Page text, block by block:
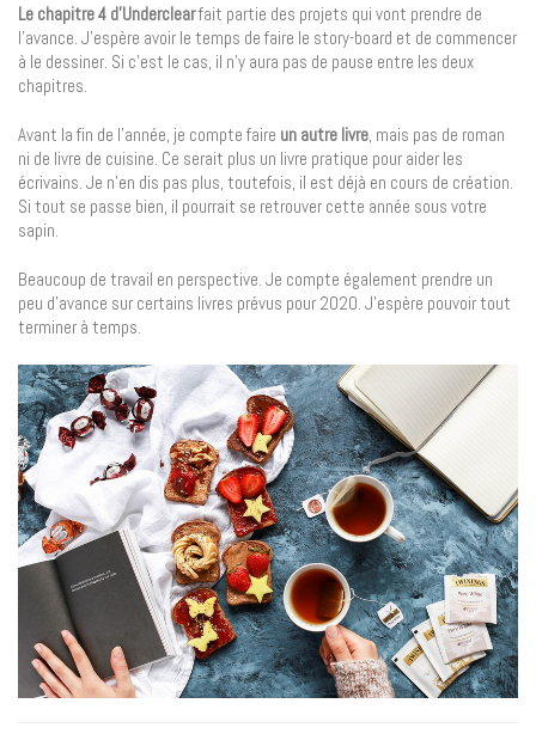
Le chapitre 4 d’Underclearfait partie des projets qui vont prendre de
l’avance. J’espère avoir le temps de faire le story-board et de commencer
à le dessiner. Si c’est le cas, il n’y aura pas de pause entre les deux
chapitres.
Avant la fin de l’année, je compte faire un autre livre, mais pas de roman
ni de livre de cuisine. Ce serait plus un livre pratique pour aider les
écrivains. Je n’en dis pas plus, toutefois, il est déjà en cours de création.
Si tout se passe bien, il pourrait se retrouver cette année sous votre
sapin.
Beaucoup de travail en perspective. Je compte également prendre un
peu d’avance sur certains livres prévus pour 2020. J’espère pouvoir tout
terminer à temps.